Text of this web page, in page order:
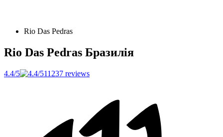
Rio Das Pedras
Rio Das Pedras Бразилія
4.4/5 11237 reviews